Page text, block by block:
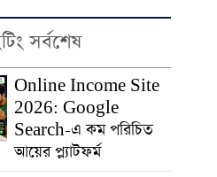
সর্বশেষ
Online Income Site
2026: Google
Search-এ কম পরিচিত
আয়ের প্ল্যাটফর্ম